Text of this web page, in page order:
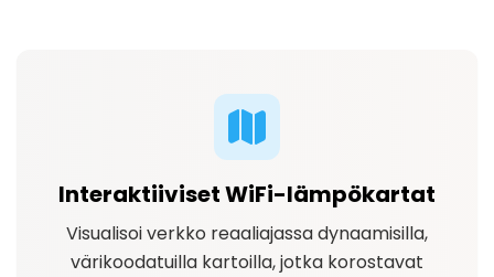
Interaktiiviset WiFi-lämpökartat
Visualisoi verkko reaaliajassa dynaamisilla,
värikoodatuilla kartoilla, jotka korostavat